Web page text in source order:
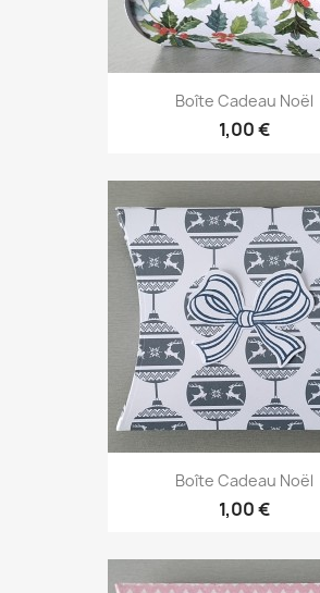
Boîte Cadeau Noël
1,00 €
Boîte Cadeau Noël
1,00 €